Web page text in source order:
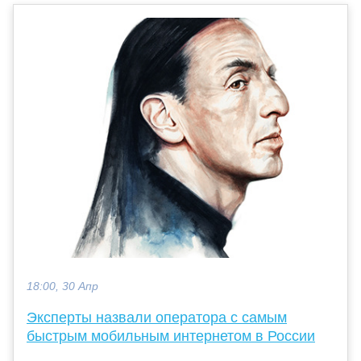
18:00, 30 Апр
Эксперты назвали оператора с самым
быстрым мобильным интернетом в России